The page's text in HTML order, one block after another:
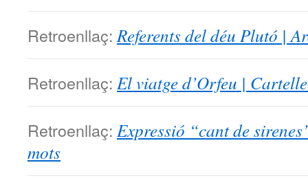
Retroenllaç:Referents del déu Plutó |
Retroenllaç: El viatge d’Orfeu |
Retroenllaç: Expressió “cant de
mots